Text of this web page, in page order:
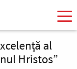
al
Hristos”